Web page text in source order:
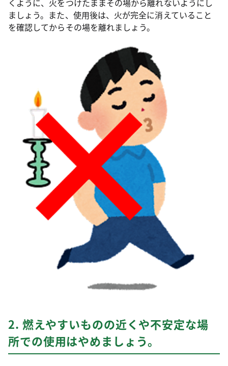
くように、火をつけたままその場から離れないようにし
ましょう。また、使用後は、火が完全に消えていること
を確認してからその場を離れましょう。
2. 燃えやすいものの近くや不安定な場
所での使用はやめましょう。